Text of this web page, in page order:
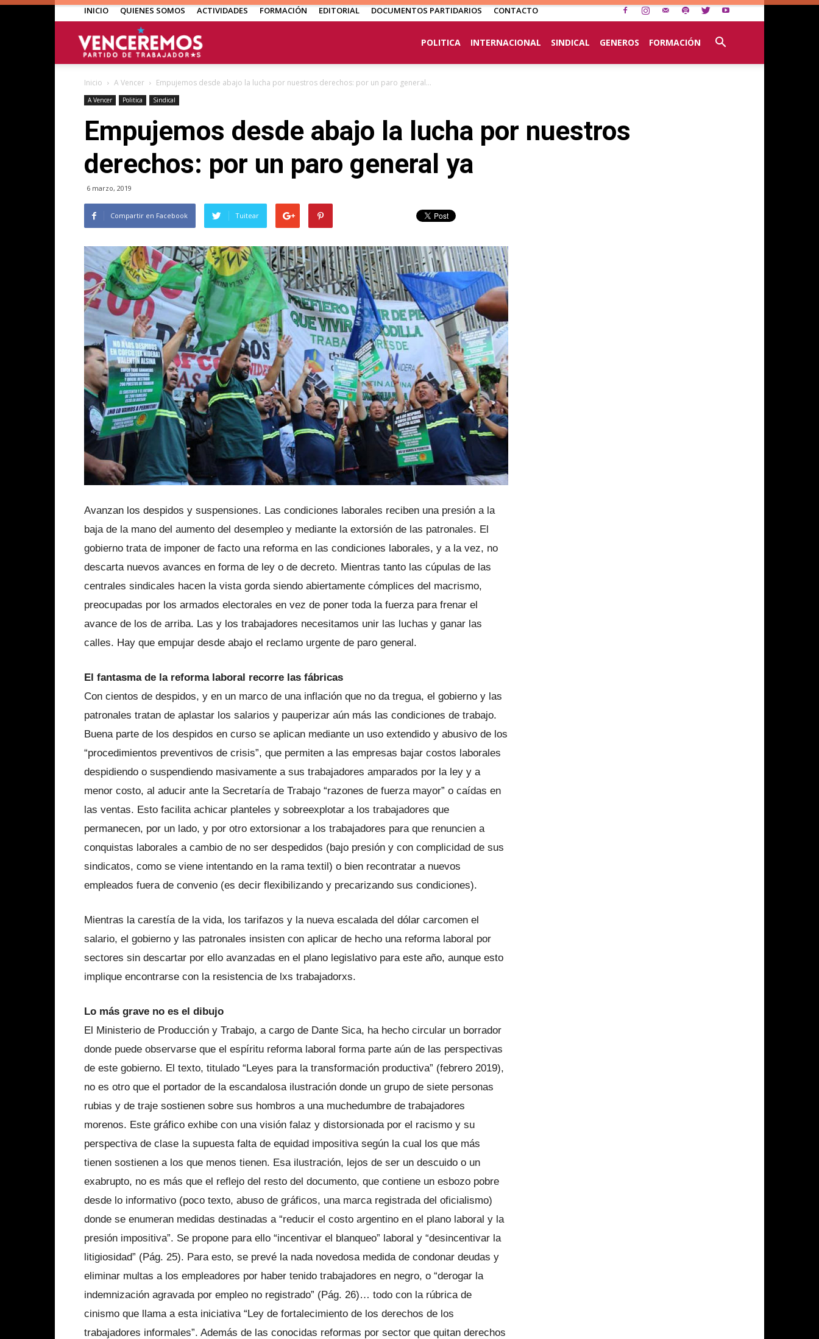
INICIO QUIENES SOMOS ACTIVIDADES FORMACIÓN EDITORIAL DOCUMENTOS PARTIDARIOS CONTACTO
POLITICA INTERNACIONAL SINDICAL GENEROS FORMACIÓN
Inicio A Vencer Empujemos desde abajo la lucha por nuestros derechos: por un paro general...
A Vencer Politica Sindical
Empujemos desde abajo la lucha por nuestros
derechos: por un paro general ya
6 marzo, 2019
Compartir en Facebook Tuitear
Avanzan los despidos y suspensiones. Las condiciones laborales reciben una presión a la
baja de la mano del aumento del desempleo y mediante la extorsión de las patronales. El
gobierno trata de imponer de facto una reforma en las condiciones laborales, y a la vez, no
descarta nuevos avances en forma de ley o de decreto. Mientras tanto las cúpulas de las
centrales sindicales hacen la vista gorda siendo abiertamente cómplices del macrismo,
preocupadas por los armados electorales en vez de poner toda la fuerza para frenar el
avance de los de arriba. Las y los trabajadores necesitamos unir las luchas y ganar las
calles. Hay que empujar desde abajo el reclamo urgente de paro general.
El fantasma de la reforma laboral recorre las fábricas
Con cientos de despidos, y en un marco de una inflación que no da tregua, el gobierno y las
patronales tratan de aplastar los salarios y pauperizar aún más las condiciones de trabajo.
Buena parte de los despidos en curso se aplican mediante un uso extendido y abusivo de los
“procedimientos preventivos de crisis”, que permiten a las empresas bajar costos laborales
despidiendo o suspendiendo masivamente a sus trabajadores amparados por la ley y a
menor costo, al aducir ante la Secretaría de Trabajo “razones de fuerza mayor” o caídas en
las ventas. Esto facilita achicar planteles y sobreexplotar a los trabajadores que
permanecen, por un lado, y por otro extorsionar a los trabajadores para que renuncien a
conquistas laborales a cambio de no ser despedidos (bajo presión y con complicidad de sus
sindicatos, como se viene intentando en la rama textil) o bien recontratar a nuevos
empleados fuera de convenio (es decir flexibilizando y precarizando sus condiciones).
Mientras la carestía de la vida, los tarifazos y la nueva escalada del dólar carcomen el
salario, el gobierno y las patronales insisten con aplicar de hecho una reforma laboral por
sectores sin descartar por ello avanzadas en el plano legislativo para este año, aunque esto
implique encontrarse con la resistencia de lxs trabajadorxs.
Lo más grave no es el dibujo
El Ministerio de Producción y Trabajo, a cargo de Dante Sica, ha hecho circular un borrador
donde puede observarse que el espíritu reforma laboral forma parte aún de las perspectivas
de este gobierno. El texto, titulado “Leyes para la transformación productiva” (febrero 2019),
no es otro que el portador de la escandalosa ilustración donde un grupo de siete personas
rubias y de traje sostienen sobre sus hombros a una muchedumbre de trabajadores
morenos. Este gráfico exhibe con una visión falaz y distorsionada por el racismo y su
perspectiva de clase la supuesta falta de equidad impositiva según la cual los que más
tienen sostienen a los que menos tienen. Esa ilustración, lejos de ser un descuido o un
exabrupto, no es más que el reflejo del resto del documento, que contiene un esbozo pobre
desde lo informativo (poco texto, abuso de gráficos, una marca registrada del oficialismo)
donde se enumeran medidas destinadas a “reducir el costo argentino en el plano laboral y la
presión impositiva”. Se propone para ello “incentivar el blanqueo” laboral y “desincentivar la
litigiosidad” (Pág. 25). Para esto, se prevé la nada novedosa medida de condonar deudas y
eliminar multas a los empleadores por haber tenido trabajadores en negro, o “derogar la
indemnización agravada por empleo no registrado” (Pág. 26)… todo con la rúbrica de
cinismo que llama a esta iniciativa “Ley de fortalecimiento de los derechos de los
trabajadores informales”. Además de las conocidas reformas por sector que quitan derechos